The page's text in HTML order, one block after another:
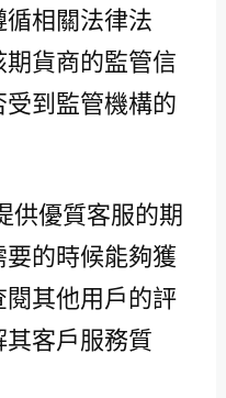
相關法律法
貨商的監管信
到監管機構的
供優質客服的期
的時候能夠獲
其他用戶的評
客戶服務質